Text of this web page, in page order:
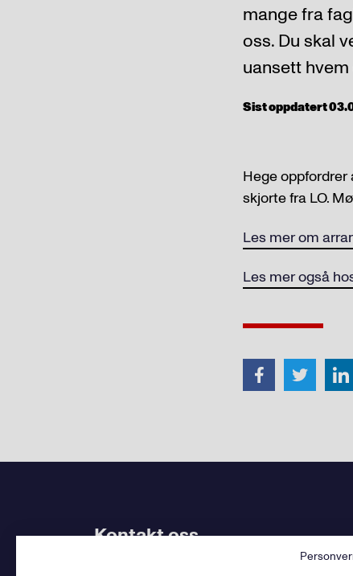
mange fra
oss. Du skal
uansett hvem
Sist oppdatert
Hege oppfordrer
skjorte fra LO.
Les mer om
Les mer også
Kontakt oss